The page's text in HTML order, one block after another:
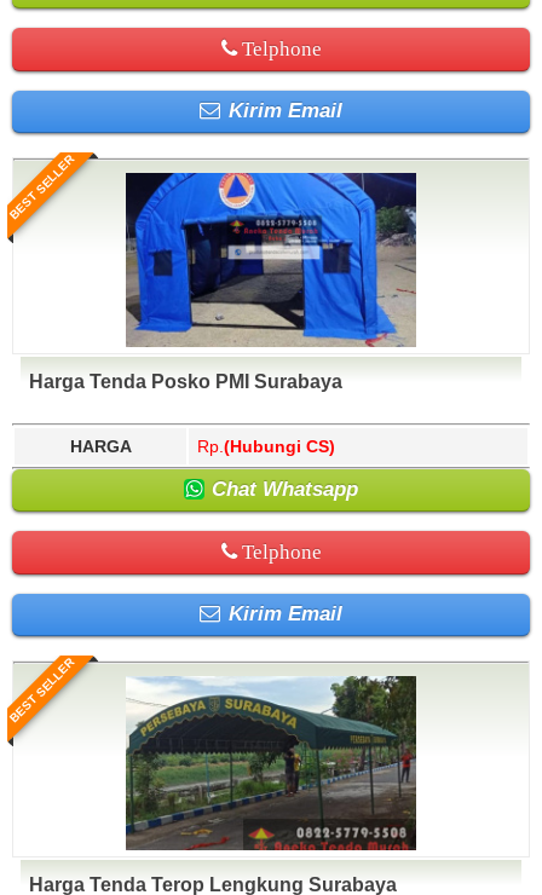
Telphone
Kirim Email
BEST SELLER
Harga Tenda Posko PMI Surabaya
HARGA Rp. (Hubungi CS)
Chat Whatsapp
Telphone
Kirim Email
BEST SELLER
Harga Tenda Terop Lengkung Surabaya